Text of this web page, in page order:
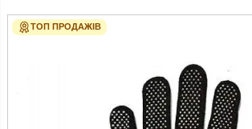
ТОП ПРОДАЖІВ